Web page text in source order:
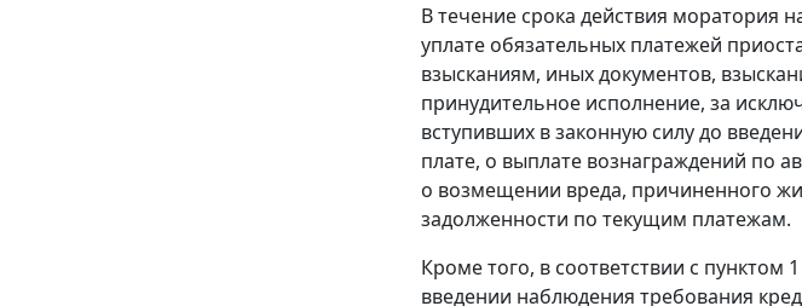
В течение срока действия моратория
уплате обязательных платежей
взысканиям, иных документов,
принудительное исполнение, за
вступивших в законную силу до
плате, о выплате вознаграждений по
о возмещении вреда, причиненного
задолженности по текущим платежам.
Кроме того, в соответствии с пунктом
введении наблюдения требования